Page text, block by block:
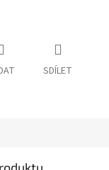
SDÍLET